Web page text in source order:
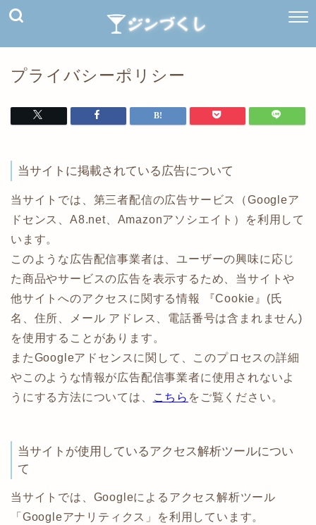
プライバシーポリシー
当サイトに掲載されている広告について
当サイトでは、第三者配信の広告サービス（Googleア
ドセンス、A8.net、Amazonアソシエイト）を利用して
います。
このような広告配信事業者は、ユーザーの興味に応じ
た商品やサービスの広告を表示するため、当サイトや
他サイトへのアクセスに関する情報 『Cookie』(氏
名、住所、メール アドレス、電話番号は含まれません)
を使用することがあります。
またGoogleアドセンスに関して、このプロセスの詳細
やこのような情報が広告配信事業者に使用されないよ
うにする方法については、
こちら をご覧ください。
当サイトが使用しているアクセス解析ツールについ
て
当サイトでは、Googleによるアクセス解析ツール
「Googleアナリティクス」を利用しています。